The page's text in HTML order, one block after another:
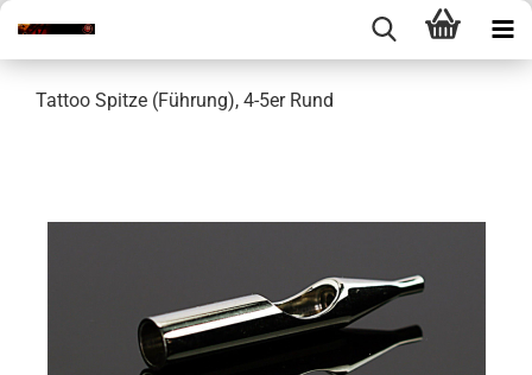
Tattoo Spitze (Führung), 4-5er Rund